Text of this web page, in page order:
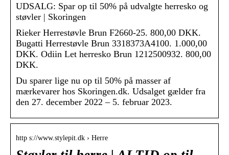
UDSALG: Spar op til 50% på udvalgte herresko og
støvler | Skoringen
Rieker Herrestøvle Brun F2660-25. 800,00 DKK.
Bugatti Herrestøvle Brun 3318373A4100. 1.000,00
DKK. Odiin Let herresko Brun 1212500932. 800,00
DKK.
Du sparer lige nu op til 50% på masser af
mærkevarer hos Skoringen.dk. Udsalget gælder fra
den 27. december 2022 – 5. februar 2023.
http s://www.stylepit.dk › Herre